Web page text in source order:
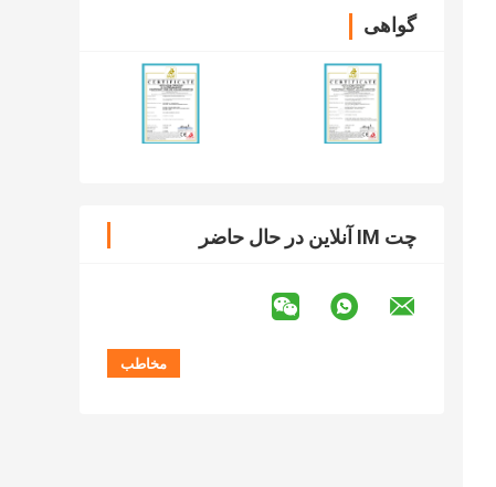
گواهی
چت IM آنلاین در حال حاضر